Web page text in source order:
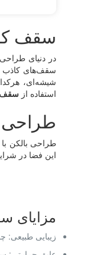
سقف
در دنیای
سقف‌های کاذب
شیشه‌ای،
استفاده ازسقف
طراحی
طراحی بالکن
این فضا در
مزایای
زیبایی طبیعی: